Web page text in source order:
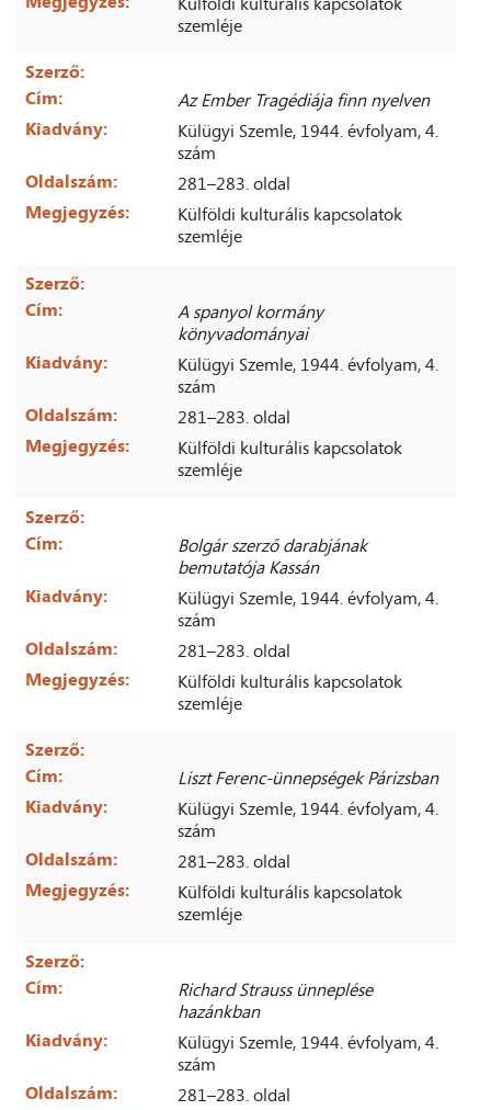
szemléje
Szerző:
Cím:
Az Ember Tragédiája finn nyelven
Kiadvány:
Külügyi Szemle, 1944. évfolyam, 4.
szám
Oldalszám:
281–283. oldal
Megjegyzés:
Külföldi kulturális kapcsolatok
szemléje
Szerző:
Cím:
A spanyol kormány
könyvadományai
Kiadvány:
Külügyi Szemle, 1944. évfolyam, 4.
szám
Oldalszám:
281–283. oldal
Megjegyzés:
Külföldi kulturális kapcsolatok
szemléje
Szerző:
Cím:
Bolgár szerző darabjának
bemutatója Kassán
Kiadvány:
Külügyi Szemle, 1944. évfolyam, 4.
szám
Oldalszám:
281–283. oldal
Megjegyzés:
Külföldi kulturális kapcsolatok
szemléje
Szerző:
Cím:
Liszt Ferenc-ünnepségek Párizsban
Kiadvány:
Külügyi Szemle, 1944. évfolyam, 4.
szám
Oldalszám:
281–283. oldal
Megjegyzés:
Külföldi kulturális kapcsolatok
szemléje
Szerző:
Cím:
Richard Strauss ünneplése
hazánkban
Kiadvány:
Külügyi Szemle, 1944. évfolyam, 4.
szám
Oldalszám:
281–283. oldal